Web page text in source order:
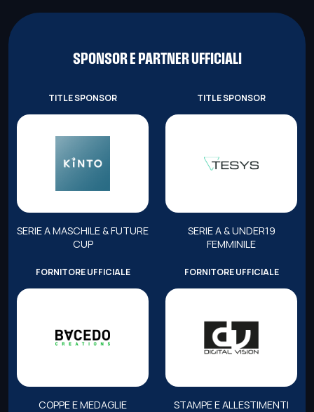
SPONSOR E PARTNER UFFICIALI
TITLE SPONSOR
SERIE A MASCHILE & FUTURE
CUP
TITLE SPONSOR
SERIE A & UNDER19
FEMMINILE
FORNITORE UFFICIALE
COPPE E MEDAGLIE
FORNITORE UFFICIALE
STAMPE E ALLESTIMENTI